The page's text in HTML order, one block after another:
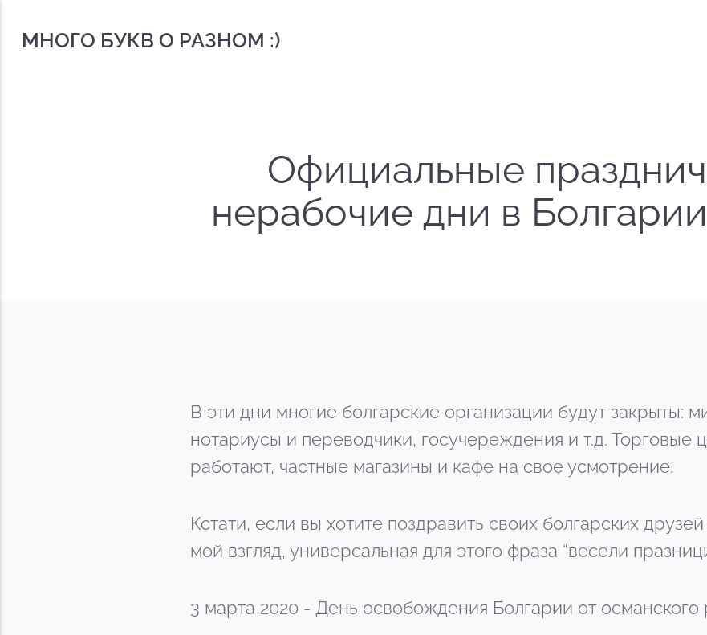
МНОГО БУКВ О РАЗНОМ :)
Официальные
нерабочие дни в Болгарии
В эти дни многие болгарские организации будут закрыты:
нотариусы и переводчики, госучереждения и т.д. Торговые
работают, частные магазины и кафе на свое усмотрение.
Кстати, если вы хотите поздравить своих болгарских
мой взгляд, универсальная для этого фраза “весели
3 марта 2020 - День освобождения Болгарии от османского